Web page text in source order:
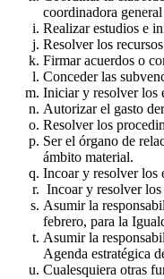
coordinadora
Realizar estudios e
Resolver los
Firmar acuerdos o
Conceder las
Iniciar y resolver los
Autorizar el gasto
Resolver los
Ser el órgano de
ámbito material.
Incoar y resolver los
Incoar y resolver
Asumir la
febrero, para la
Asumir la
Agenda estratégica
Cualesquiera otras